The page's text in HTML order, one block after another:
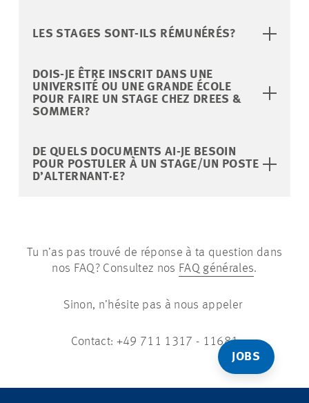
JOBS
LES STAGES SONT-ILS RÉMUNÉRÉS?
DOIS-JE ÊTRE INSCRIT DANS UNE
UNIVERSITÉ OU UNE GRANDE ÉCOLE
POUR FAIRE UN STAGE CHEZ DREES &
SOMMER?
DE QUELS DOCUMENTS AI-JE BESOIN
POUR POSTULER À UN STAGE/UN POSTE
D’ALTERNANT·E?
Tu n’as pas trouvé de réponse à ta question dans
nos FAQ? Consultez nos FAQ générales.
Sinon, n’hésite pas à nous appeler
Contact: +49 711 1317 - 11681